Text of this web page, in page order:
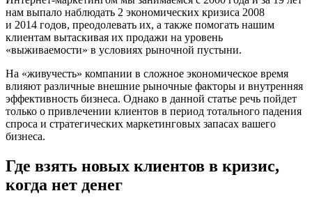
нам выпало наблюдать 2 экономических кризиса 2008
и 2014 годов, преодолевать их, а также помогать нашим
клиентам вытаскивая их продажи на уровень
«выживаемости» в условиях рыночной пустыни.
На «живучесть» компании в сложное экономическое время
влияют различные внешние рыночные факторы и внутренняя
эффективность бизнеса. Однако в данной статье речь пойдет
только о привлечении клиентов в период тотального падения
спроса и стратегических маркетинговых запасах вашего
бизнеса.
Где взять новых клиентов в кризис,
когда нет денег